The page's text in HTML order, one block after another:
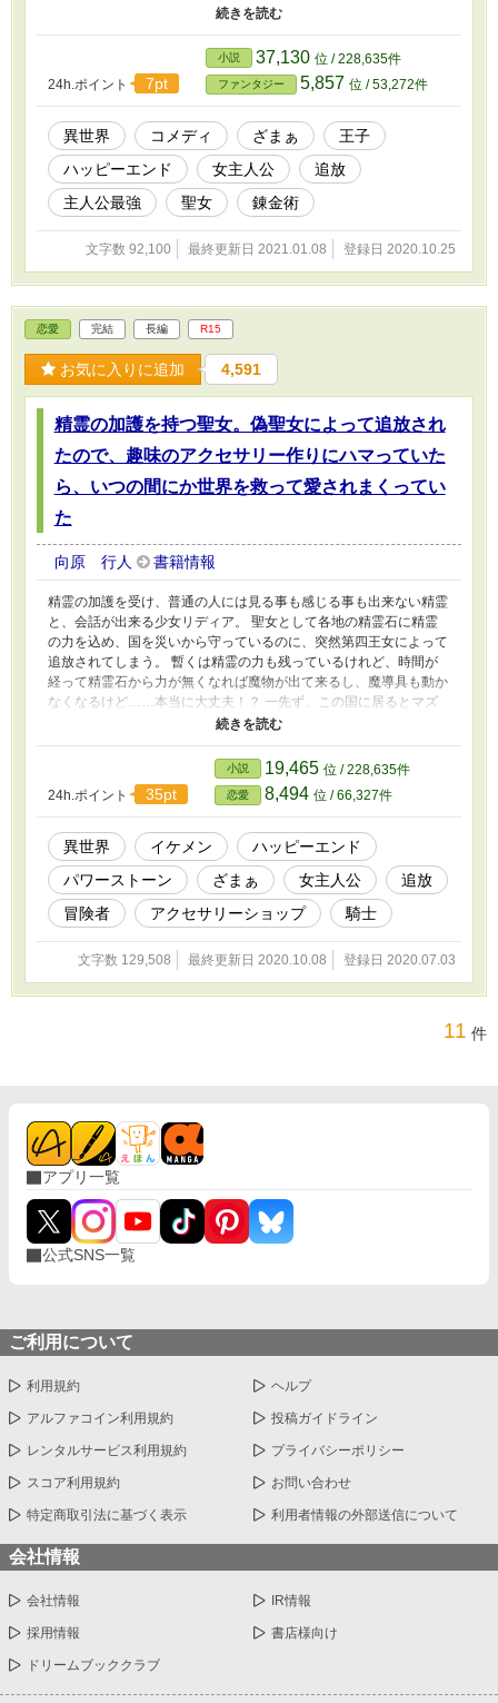
し、魔法学校で錬金魔法でも勉強しようかな。 聖女として神聖魔
ると思ったから王子にアプローチしたけど、思っていた以上にバカ
だから無理？ ふふっ、今更返品は出来ませーん！ ※第○話：主人
公視点 挿話○：タイトルに書かれたキャラの視点 となります。
24h.ポイント 7pt
小説 37,130 位 / 228,635件
ファンタジー 5,857 位 / 53,272件
異世界 コメディ ざまぁ
王子
ハッピーエンド
女主人公
追放
主人公最強
聖女 錬金術
文字数 92,100 最終更新日 2021.01.08 登録日 2020.10.25
恋愛 完結 長編 R15
お気に入りに追加 4,591
精霊の加護を持つ聖女。偽聖女によって追放され
たので、趣味のアクセサリー作りにハマっていた
ら、いつの間にか世界を救って愛されまくってい
た
向原 行人 書籍情報
精霊の加護を受け、普通の人には見る事も感じる事も出来ない精霊
と、会話が出来る少女リディア。 聖女として各地の精霊石に精霊
の力を込め、国を災いから守っているのに、突然第四王女によって
追放されてしまう。 暫くは精霊の力も残っているけれど、時間が
経って精霊石から力が無くなれば魔物が出て来るし、魔導具も動か
なくなるけど……本当に大丈夫！？ 一先ず、この国に居るとマズ
そうだから、元聖女っていうのは隠して、別の国で趣味を活かして
生活していこうかな。 ※第○話：主人公視点 挿話○：タイトルに
書かれたキャラの視点 となります。
24h.ポイント 35pt
小説 19,465 位 / 228,635件
恋愛 8,494 位 / 66,327件
異世界 イケメン
ハッピーエンド
パワーストーン
ざまぁ 女主人公
追放
冒険者
アクセサリーショップ 騎士
文字数 129,508 最終更新日 2020.10.08 登録日 2020.07.03
11 件
アプリ一覧
公式SNS一覧
ご利用について
利用規約 ヘルプ
アルファコイン利用規約 投稿ガイドライン
レンタルサービス利用規約 プライバシーポリシー
スコア利用規約 お問い合わせ
特定商取引法に基づく表示 利用者情報の外部送信について
会社情報
会社情報 IR情報
採用情報 書店様向け
ドリームブッククラブ